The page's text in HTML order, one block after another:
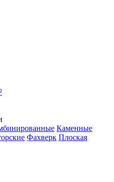
Каменные
Фахверк Плоская